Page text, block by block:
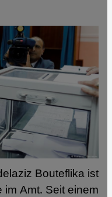
Bouteflika ist
Amt. Seit einem